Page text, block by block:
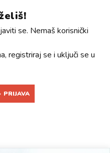
se. Nemaš korisnički
registriraj se i uključi se u
PRIJAVA